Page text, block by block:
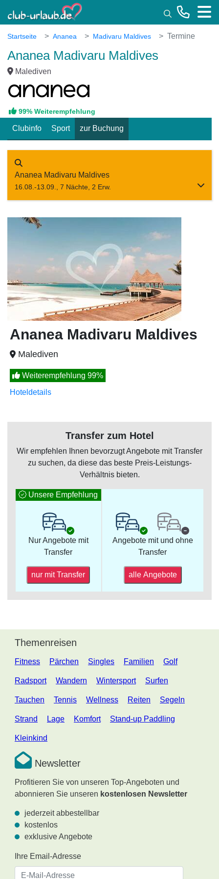
Startseite Ananea Madivaru Maldives Termine
Ananea Madivaru Maldives
Malediven
99% Weiterempfehlung
Clubinfo Sport zur Buchung
Ananea Madivaru Maldives
16.08.-13.09., 7 Nächte, 2 Erw.
Ananea Madivaru Maldives
Malediven
Weiterempfehlung 99%
Hoteldetails
Transfer zum Hotel
Wir empfehlen Ihnen bevorzugt Angebote mit Transfer
zu suchen, da diese das beste Preis-Leistungs-
Verhältnis bieten.
Unsere Empfehlung
Nur Angebote mit
Transfer
nur mit Transfer
Angebote mit und ohne
Transfer
alle Angebote
Themenreisen
Fitness Pärchen Singles Familien Golf
Radsport Wandern Wintersport Surfen
Tauchen Tennis Wellness Reiten Segeln
Strand Lage Komfort Stand-up Paddling
Kleinkind
Newsletter
Profitieren Sie von unseren Top-Angeboten und
abonnieren Sie unseren kostenlosen Newsletter
jederzeit abbestellbar
kostenlos
exklusive Angebote
Ihre Email-Adresse